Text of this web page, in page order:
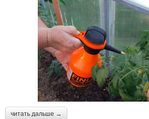
Кислоты для растений
Кислота перед посевом
читать дальше →